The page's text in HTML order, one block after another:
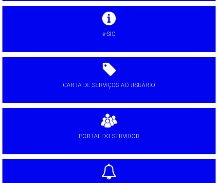
e-SIC
CARTA DE SERVIÇOS AO USUÁRIO
PORTAL DO SERVIDOR